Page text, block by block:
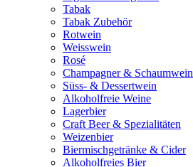
Tabak
Tabak Zubehör
Rotwein
Weisswein
Rosé
Champagner & Schaumwein
Süss- & Dessertwein
Alkoholfreie Weine
Lagerbier
Craft Beer & Spezialitäten
Weizenbier
Biermischgetränke & Cider
Alkoholfreies Bier